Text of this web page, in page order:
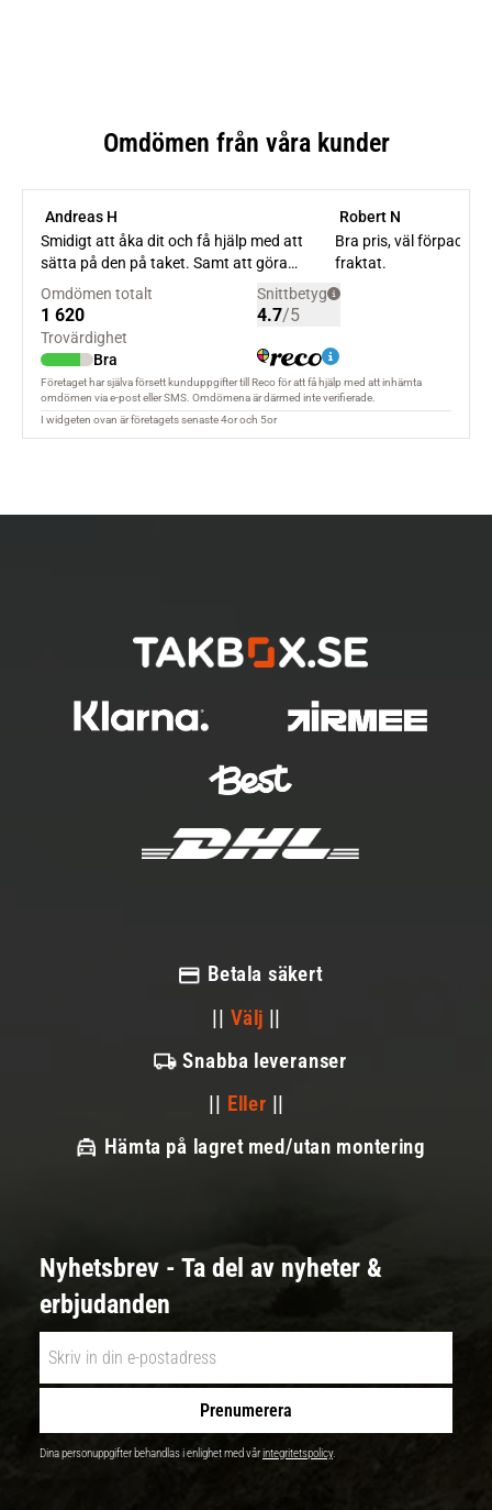
Betala säkert
|| Välj ||
Snabba leveranser
|| Eller ||
Hämta på lagret med/utan montering
Nyhetsbrev - Ta del av nyheter &
erbjudanden
Prenumerera
Dina personuppgifter behandlas i enlighet med vårintegritetspolicy.